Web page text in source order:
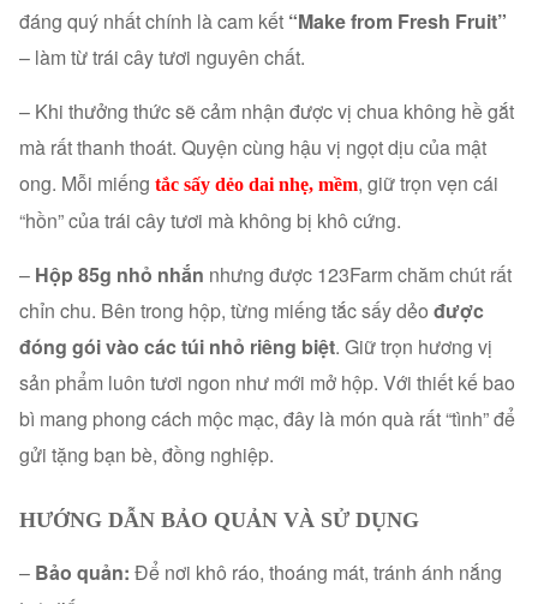
đáng quý nhất chính là cam kết “Make from Fresh Fruit”
– làm từ trái cây tươi nguyên chất.
– Khi thưởng thức sẽ cảm nhận được vị chua không hề gắt
mà rất thanh thoát. Quyện cùng hậu vị ngọt dịu của mật
ong. Mỗi miếng tắc sấy dẻo dai nhẹ, mềm, giữ trọn vẹn cái
“hồn” của trái cây tươi mà không bị khô cứng.
– Hộp 85g nhỏ nhắn nhưng được 123Farm chăm chút rất
chỉn chu. Bên trong hộp, từng miếng tắc sấy dẻo được
đóng gói vào các túi nhỏ riêng biệt. Giữ trọn hương vị
sản phẩm luôn tươi ngon như mới mở hộp. Với thiết kế bao
bì mang phong cách mộc mạc, đây là món quà rất “tình” để
gửi tặng bạn bè, đồng nghiệp.
HƯỚNG DẪN BẢO QUẢN VÀ SỬ DỤNG
– Bảo quản: Để nơi khô ráo, thoáng mát, tránh ánh nắng